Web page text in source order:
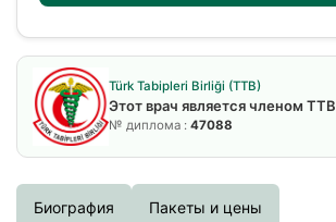
Türk Tabipleri Birliği (TTB)
Этот врач является членом TTB
№ диплома : 47088
Биография Пакеты и цены